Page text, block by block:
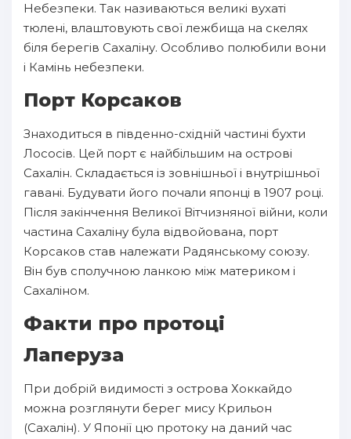
Небезпеки. Так називаються великі вухаті
тюлені, влаштовують свої лежбища на скелях
біля берегів Сахаліну. Особливо полюбили вони
і Камінь небезпеки.
Порт Корсаков
Знаходиться в південно-східній частині бухти
Лососів. Цей порт є найбільшим на острові
Сахалін. Складається із зовнішньої і внутрішньої
гавані. Будувати його почали японці в 1907 році.
Після закінчення Великої Вітчизняної війни, коли
частина Сахаліну була відвойована, порт
Корсаков став належати Радянському союзу.
Він був сполучною ланкою між материком і
Сахаліном.
Факти про протоці
Лаперуза
При добрій видимості з острова Хоккайдо
можна розглянути берег мису Крильон
(Сахалін). У Японії цю протоку на даний час